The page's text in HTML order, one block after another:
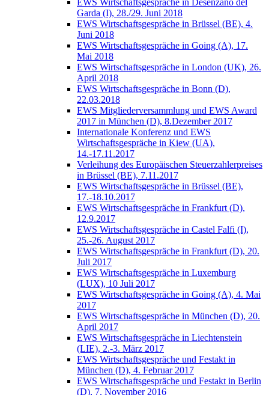
EWS Wirtschaftsgespräche in Desenzano del
Garda (I), 28./29. Juni 2018
EWS Wirtschaftsgespräche in Brüssel (BE), 4.
Juni 2018
EWS Wirtschaftsgespräche in Going (A), 17.
Mai 2018
EWS Wirtschaftsgespräche in London (UK), 26.
April 2018
EWS Wirtschaftsgespräche in Bonn (D),
22.03.2018
EWS Mitgliederversammlung und EWS Award
2017 in München (D), 8.Dezember 2017
Internationale Konferenz und EWS
Wirtschaftsgespräche in Kiew (UA),
14.-17.11.2017
Verleihung des Europäischen Steuerzahlerpreises
in Brüssel (BE), 7.11.2017
EWS Wirtschaftsgespräche in Brüssel (BE),
17.-18.10.2017
EWS Wirtschaftsgespräche in Frankfurt (D),
12.9.2017
EWS Wirtschaftsgespräche in Castel Falfi (I),
25.-26. August 2017
EWS Wirtschaftsgespräche in Frankfurt (D), 20.
Juli 2017
EWS Wirtschaftsgespräche in Luxemburg
(LUX), 10 Juli 2017
EWS Wirtschaftsgespräche in Going (A), 4. Mai
2017
EWS Wirtschaftsgespräche in München (D), 20.
April 2017
EWS Wirtschaftsgespräche in Liechtenstein
(LIE), 2.-3. März 2017
EWS Wirtschaftsgespräche und Festakt in
München (D), 4. Februar 2017
EWS Wirtschaftsgespräche und Festakt in Berlin
(D), 7. November 2016